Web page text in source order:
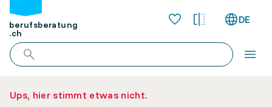
berufsberatung
.ch
DE
Ups, hier stimmt etwas nicht.